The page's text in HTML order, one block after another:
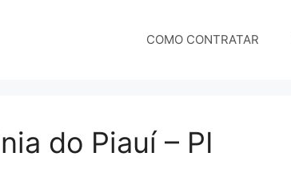
COMO CONTRATAR
do Piauí – PI